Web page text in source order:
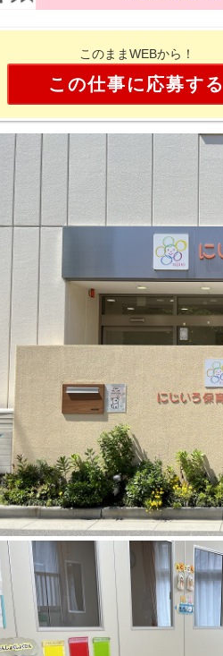
このままWEBから！
この仕事に応募する